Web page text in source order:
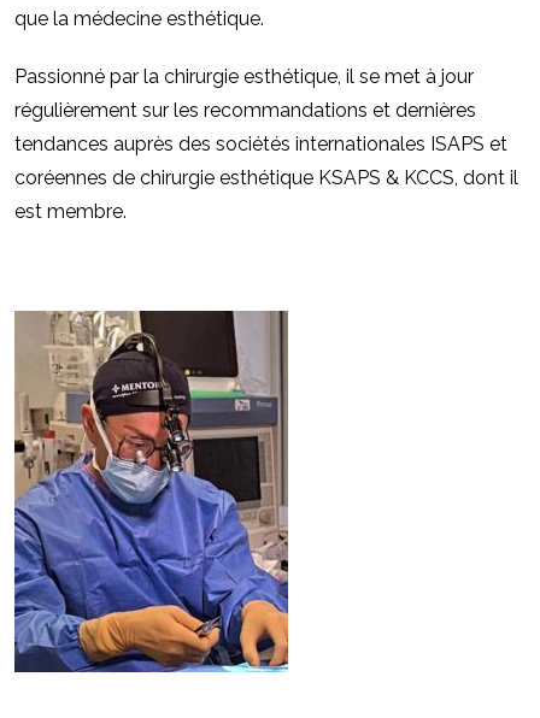
que la médecine esthétique.
Passionné par la chirurgie esthétique, il se met à jour
régulièrement sur les recommandations et dernières
tendances auprès des sociétés internationales ISAPS et
coréennes de chirurgie esthétique KSAPS & KCCS, dont il
est membre.